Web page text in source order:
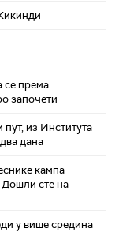
се према
започети
из Института
дана
кампа
Дошли сте на
у више средина